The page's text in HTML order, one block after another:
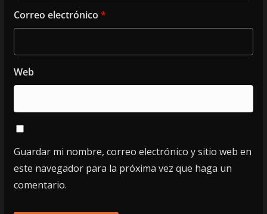
Correo electrónico *
Web
Guardar mi nombre, correo electrónico y sitio web en
este navegador para la próxima vez que haga un
comentario.